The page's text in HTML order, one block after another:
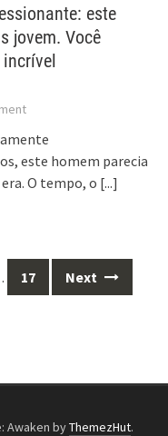
este
jovem. Você
incrível
este homem parecia
O tempo, o [...]
17 Next
Awaken byThemezHut.